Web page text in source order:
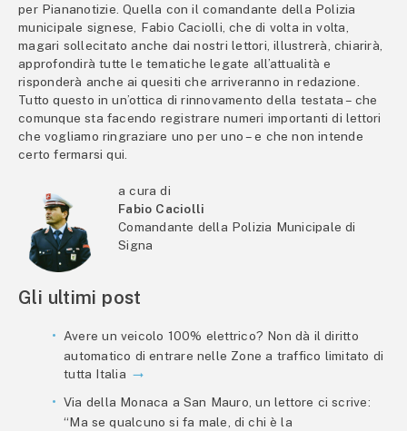
per Piananotizie. Quella con il comandante della Polizia
municipale signese, Fabio Caciolli, che di volta in volta,
magari sollecitato anche dai nostri lettori, illustrerà, chiarirà,
approfondirà tutte le tematiche legate all’attualità e
risponderà anche ai quesiti che arriveranno in redazione.
Tutto questo in un’ottica di rinnovamento della testata – che
comunque sta facendo registrare numeri importanti di lettori
che vogliamo ringraziare uno per uno – e che non intende
certo fermarsi qui.
a cura di
Fabio Caciolli
Comandante della Polizia Municipale di
Signa
Gli ultimi post
Avere un veicolo 100% elettrico? Non dà il diritto
automatico di entrare nelle Zone a traffico limitato di
tutta Italia
Via della Monaca a San Mauro, un lettore ci scrive:
“Ma se qualcuno si fa male, di chi è la